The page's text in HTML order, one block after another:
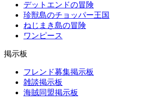
デットエンドの冒険
珍獣島のチョッパー王国
ねじまき島の冒険
ワンピース
掲示板
フレンド募集掲示板
雑談掲示板
海賊同盟掲示板